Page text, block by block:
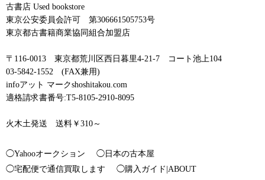
古書店 Used bookstore
東京公安委員会許可 第306661505753号
東京都古書籍商業協同組合加盟店
〒116-0013 東京都荒川区西日暮里4-21-7 コート池上104
03-5842-1552 (FAX兼用)
infoアット マークshoshitakou.com
適格請求書番号:T5-8105-2910-8095
火木土発送 送料￥310～
◯Yahooオークション
◯日本の古本屋
◯宅配便で通信買取します
◯購入ガイド|ABOUT